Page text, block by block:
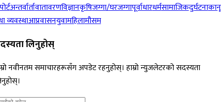
अन्तर्वार्तावातावरणविज्ञानकृषिजग्गा/घरजग्गापूर्वाधारधर्मसामाजिकदुर्घटना
व्यवस्थाआप्रवासनयुवामहिलामौसम
लिनुहोस्
नवीनतम समाचारहरूसँग अपडेट रहनुहोस्। हाम्रो न्युजलेटरको सदस्यता